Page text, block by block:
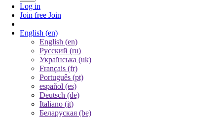
Log in
Join free Join
English (en)
English (en)
Русский (ru)
Українська (uk)
Français (fr)
Português (pt)
español (es)
Deutsch (de)
Italiano (it)
Беларуская (be)